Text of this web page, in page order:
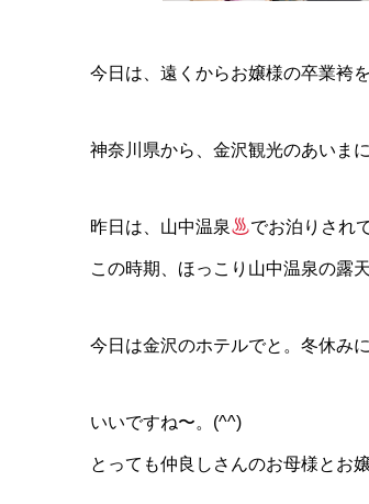
今日は、遠くからお嬢様の卒業袴
神奈川県から、金沢観光のあいま
昨日は、山中温泉 でお泊りされ
この時期、ほっこり山中温泉の露
今日は金沢のホテルでと。冬休み
いいですね〜。(^^)
とっても仲良しさんのお母様とお嬢